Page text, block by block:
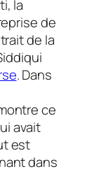
la
de
de la
. Dans
ce
avait
est
dans